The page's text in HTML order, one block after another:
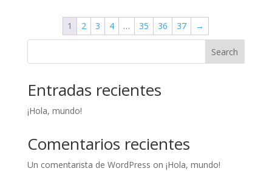
1 2 3 4 … 35 36 37 →
Search
Entradas recientes
¡Hola, mundo!
Comentarios recientes
Un comentarista de WordPress on ¡Hola, mundo!